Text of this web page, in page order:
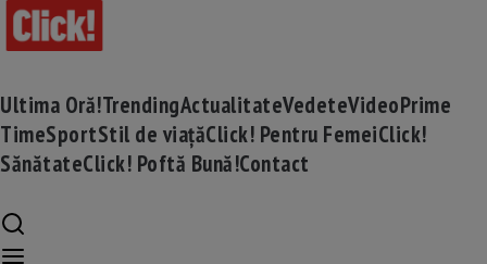
Ultima Oră!TrendingActualitateVedeteVideoPrime
TimeSportStil de viațăClick! Pentru FemeiClick!
SănătateClick! Poftă Bună!Contact